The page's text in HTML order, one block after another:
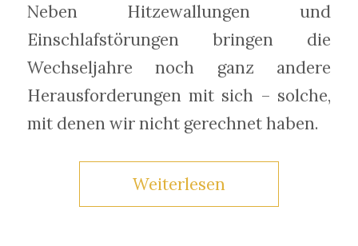
Neben Hitzewallungen und
Einschlafstörungen bringen die
Wechseljahre noch ganz andere
Herausforderungen mit sich – solche,
mit denen wir nicht gerechnet haben.
Weiterlesen